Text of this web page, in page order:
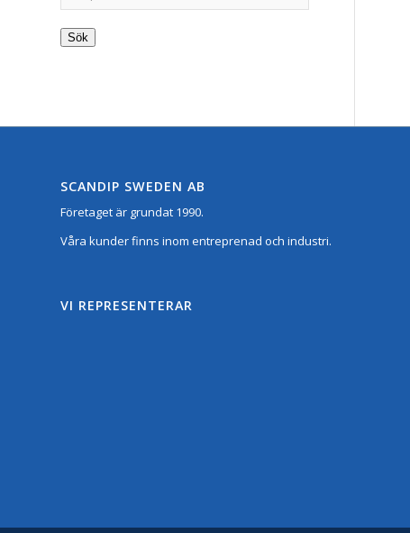
Sök
SCANDIP SWEDEN AB
Företaget är grundat 1990.
Våra kunder finns inom entreprenad och industri.
VI REPRESENTERAR